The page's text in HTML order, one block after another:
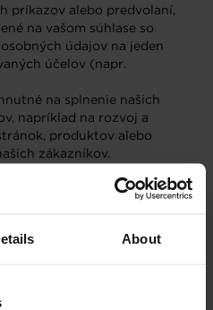
About
príkazov alebo predvolaní,
na vašom súhlase so
údajov na jeden
účelov (napr.
na splnenie našich
napríklad na rozvoj a
produktov alebo
zákazníkov.
predpismi môžeme vaše